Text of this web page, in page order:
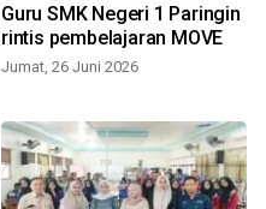
Guru SMK Negeri 1 Paringin
rintis pembelajaran MOVE
Jumat, 26 Juni 2026